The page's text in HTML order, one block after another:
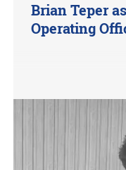
Brian Teper
Operating